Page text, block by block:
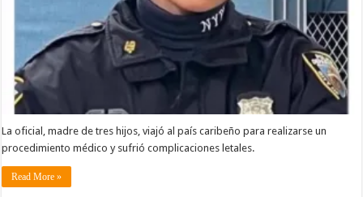
La oficial, madre de tres hijos, viajó al país caribeño para realizarse un
procedimiento médico y sufrió complicaciones letales.
Read More »